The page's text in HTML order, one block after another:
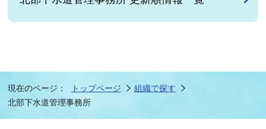
現在のページ： トップページ
組織で探す
北部下水道管理事務所